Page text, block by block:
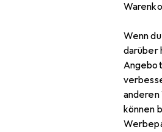
Wenn
darüber
können